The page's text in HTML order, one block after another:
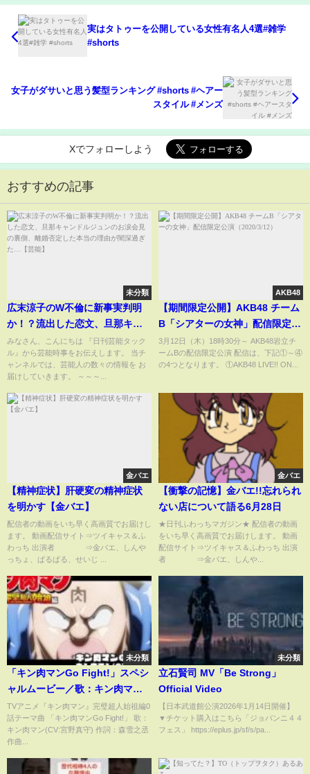
実はタトゥーを公開している女性有名人4選#雑学
#shorts
女子がダサいと思う髪型ランキング #shorts #ヘアー
スタイル #メンズ
Xでフォローしよう
おすすめの記事
未分類
広末涼子のW不倫に新事実判明
か！？流出した恋文、旦那キャ
ンドルジュンのお涙会見の裏
側、離婚否定した本当の理由が
闇深過ぎた…【芸能】
みなさん、こんにちは 『日刊芸能タック
ル』から芸能時事をお伝えします。 当チ
ャンネルでは、芸能人の数々の情報を お
届けしていきます。 ～～～...
AKB48
【期間限定公開】AKB48 チーム
B「シアターの女神」配信限定公
演（2020/3/12）
3月12日（木）18時30分～ AKB48岩立チ
ームBの配信限定公演 配信は、下記①～④
の4つとなります。 ①AKB48 LIVE!! ON...
金バエ
【精神症状】肝硬変の精神症状
を明かす【金バエ】
配信者の動画をいち早く高画質でお届けし
ます。 動画配信サイト⇒ツイキャス＆ふ
わっち 出演者 ⇒金バエ、しんや
っちょ、ぱるぱる、せいじ ...
金バエ
【衝撃の記憶】金バエ!!忘れられ
ない店について語る6月28日
★日刊ふわっちマガジン★ 配信者の動画
をいち早く高画質でお届けします。 動画
配信サイト⇒ツイキャス＆ふわっち 出演
者 ⇒金バエ、しんや...
未分類
「キン肉マンGo Fight!」スペシ
ャルムービー／歌：キン肉マン
(CV:宮野真守)
TVアニメ『キン肉マン』完璧超人始祖編0
話テーマ曲 「キン肉マンGo Fight!」 歌：
キン肉マン(CV:宮野真守) 作詞：森雪之丞
作曲...
未分類
立石賢司 MV「Be Strong」
Official Video
【日本武道館公演2026年1月14日開催】
▼チケット購入はこちら「ジョバンニ４４
フェス」 https://eplus.jp/sf/s/pa...